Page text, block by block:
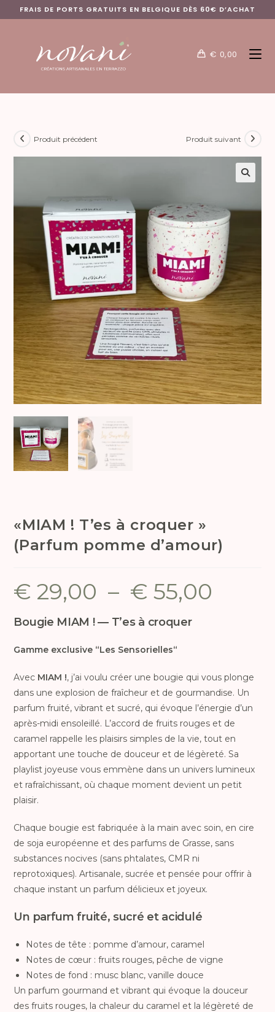
FRAIS DE PORTS GRATUITS EN BELGIQUE DÈS 60€ D’ACHAT
€ 0,00
Produit précédent Produit suivant
«MIAM ! T’es à croquer »
(Parfum pomme d’amour)
€ 29,00 – € 55,00
Bougie MIAM ! — T’es à croquer
Gamme exclusive “Les Sensorielles“
Avec MIAM !, j’ai voulu créer une bougie qui vous plonge
dans une explosion de fraîcheur et de gourmandise. Un
parfum fruité, vibrant et sucré, qui évoque l’énergie d’un
après-midi ensoleillé. L’accord de fruits rouges et de
caramel rappelle les plaisirs simples de la vie, tout en
apportant une touche de douceur et de légèreté. Sa
playlist joyeuse vous emmène dans un univers lumineux
et rafraîchissant, où chaque moment devient un petit
plaisir.
Chaque bougie est fabriquée à la main avec soin, en cire
de soja européenne et des parfums de Grasse, sans
substances nocives (sans phtalates, CMR ni
reprotoxiques). Artisanale, sucrée et pensée pour offrir à
chaque instant un parfum délicieux et joyeux.
Un parfum fruité, sucré et acidulé
Notes de tête : pomme d’amour, caramel
Notes de cœur : fruits rouges, pêche de vigne
Notes de fond : musc blanc, vanille douce
Un parfum gourmand et vibrant qui évoque la douceur
des fruits rouges, la chaleur du caramel et la légèreté de